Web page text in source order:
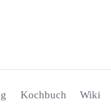
Kochbuch Wiki